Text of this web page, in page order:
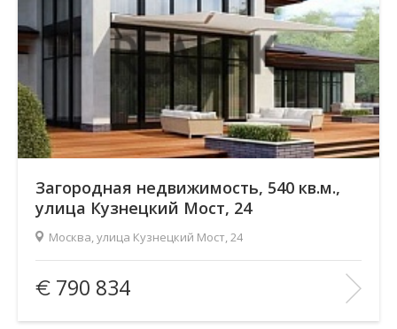
Загородная недвижимость, 540 кв.м.,
улица Кузнецкий Мост, 24
Москва, улица Кузнецкий Мост, 24
Площадь(общ. /жил. /кухня), м2:
540/—/—
Количество комнат:
6
Этаж:
2/2
790 834